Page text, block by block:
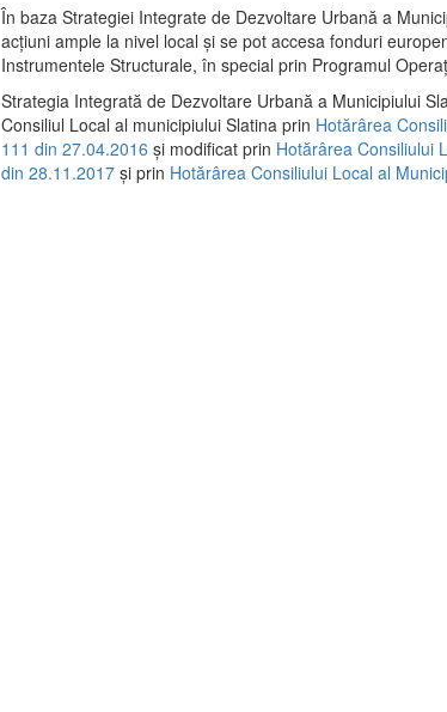
În baza Strategiei Integrate de Dezvoltare Urbană a
acţiuni ample la nivel local şi se pot accesa fonduri
Instrumentele Structurale, în special prin Programul
Strategia Integrată de Dezvoltare Urbană a Municipiului
Consiliul Local al municipiului Slatina prin Hotărârea
111 din 27.04.2016 și modificat prin Hotărârea Consiliului
din 28.11.2017 și prin Hotărârea Consiliului Local al